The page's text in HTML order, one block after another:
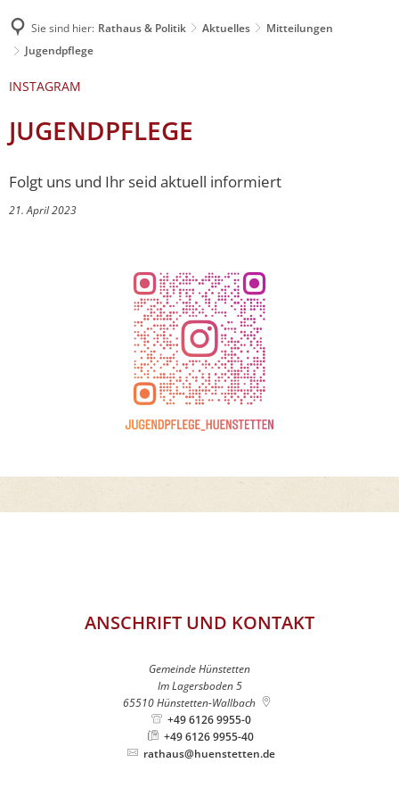
Sie sind hier: Rathaus & Politik Aktuelles
Mitteilungen
Jugendpflege
INSTAGRAM
JUGENDPFLEGE
Folgt uns und Ihr seid aktuell informiert
21. April 2023
ANSCHRIFT UND KONTAKT
Gemeinde Hünstetten
Im Lagersboden 5
65510 Hünstetten-Wallbach
+49 6126 9955-0
+49 6126 9955-40
rathaus@huenstetten.de